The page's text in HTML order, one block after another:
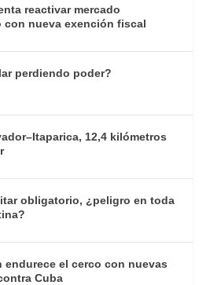
reactivar mercado
con nueva exención fiscal
perdiendo poder?
12,4 kilómetros
obligatorio, ¿peligro en toda
endurece el cerco con nuevas
Cuba